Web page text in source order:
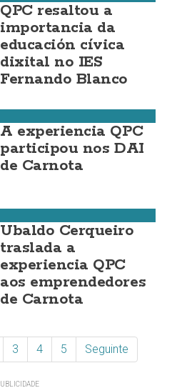
QPC resaltou a
importancia da
educación cívica
dixital no IES
Fernando Blanco
A experiencia QPC
participou nos DAI
de Carnota
Ubaldo Cerqueiro
traslada a
experiencia QPC
aos emprendedores
de Carnota
3 4 5 Seguinte